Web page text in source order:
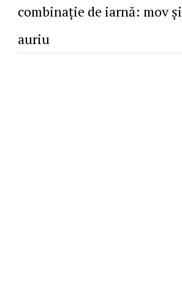
combinaţie de iarnă: mov şi
auriu